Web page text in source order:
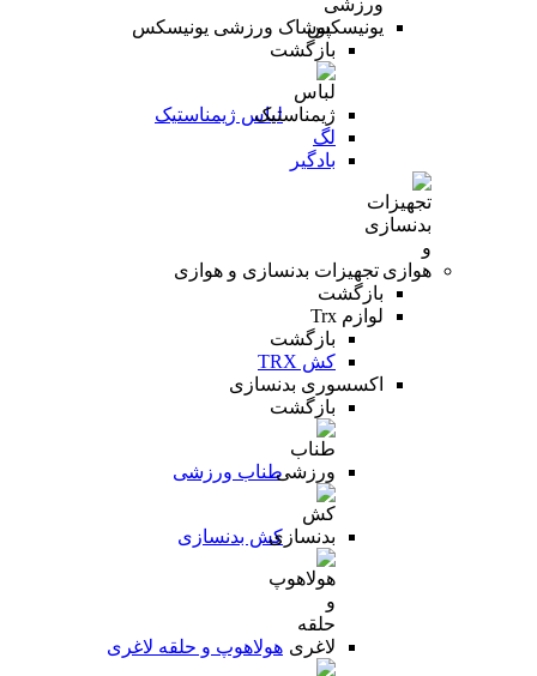
پوشاک ورزشی یونیسکس
بازگشت
لباس ژیمناستیک
لگ
بادگیر
تجهیزات بدنسازی و هوازی
بازگشت
لوازم Trx
بازگشت
کش TRX
اکسسوری بدنسازی
بازگشت
طناب ورزشی
کش بدنسازی
هولاهوپ و حلقه لاغری